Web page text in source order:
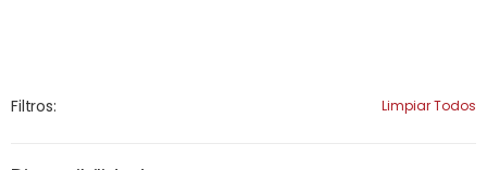
Filtros: Limpiar Todos